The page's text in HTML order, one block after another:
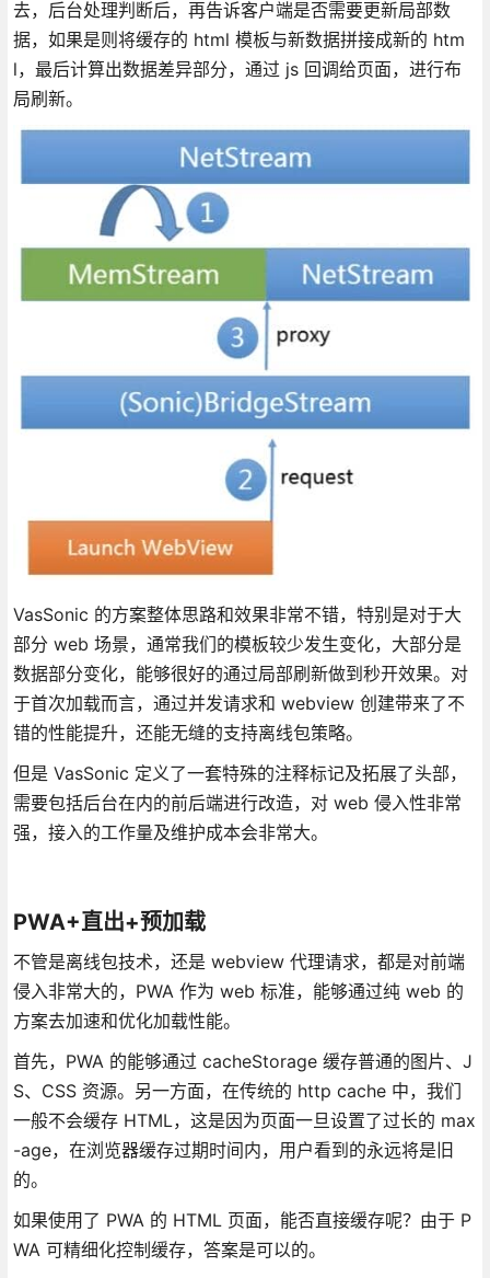
去，后台处理判断后，再告诉客户端是否需要更新局部数
据，如果是则将缓存的 html 模板与新数据拼接成新的 htm
l，最后计算出数据差异部分，通过 js 回调给页面，进行布
局刷新。
VasSonic 的方案整体思路和效果非常不错，特别是对于大
部分 web 场景，通常我们的模板较少发生变化，大部分是
数据部分变化，能够很好的通过局部刷新做到秒开效果。对
于首次加载而言，通过并发请求和 webview 创建带来了不
错的性能提升，还能无缝的支持离线包策略。
但是 VasSonic 定义了一套特殊的注释标记及拓展了头部，
需要包括后台在内的前后端进行改造，对 web 侵入性非常
强，接入的工作量及维护成本会非常大。
PWA+直出+预加载
不管是离线包技术，还是 webview 代理请求，都是对前端
侵入非常大的，PWA 作为 web 标准，能够通过纯 web 的
方案去加速和优化加载性能。
首先，PWA 的能够通过 cacheStorage 缓存普通的图片、J
S、CSS 资源。另一方面，在传统的 http cache 中，我们
一般不会缓存 HTML，这是因为页面一旦设置了过长的 max
-age，在浏览器缓存过期时间内，用户看到的永远将是旧
的。
如果使用了 PWA 的 HTML 页面，能否直接缓存呢？由于 P
WA 可精细化控制缓存，答案是可以的。